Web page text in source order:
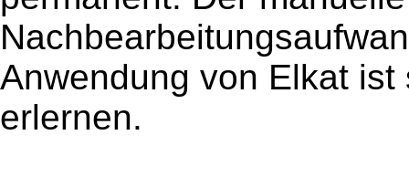
Anwendung von Elkat
erlernen.